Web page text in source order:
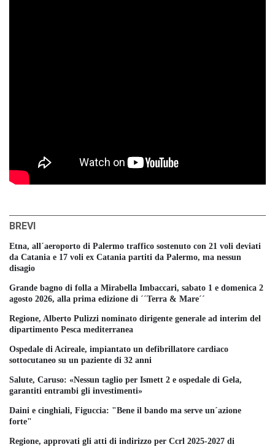
BREVI
Etna, all´aeroporto di Palermo traffico sostenuto con 21 voli deviati
da Catania e 17 voli ex Catania partiti da Palermo, ma nessun
disagio
Grande bagno di folla a Mirabella Imbaccari, sabato 1 e domenica 2
agosto 2026, alla prima edizione di ´´Terra & Mare´´
Regione, Alberto Pulizzi nominato dirigente generale ad interim del
dipartimento Pesca mediterranea
Ospedale di Acireale, impiantato un defibrillatore cardiaco
sottocutaneo su un paziente di 32 anni
Salute, Caruso: «Nessun taglio per Ismett 2 e ospedale di Gela,
garantiti entrambi gli investimenti»
Daini e cinghiali, Figuccia: "Bene il bando ma serve un´azione
forte"
Regione, approvati gli atti di indirizzo per Ccrl 2025-2027 di